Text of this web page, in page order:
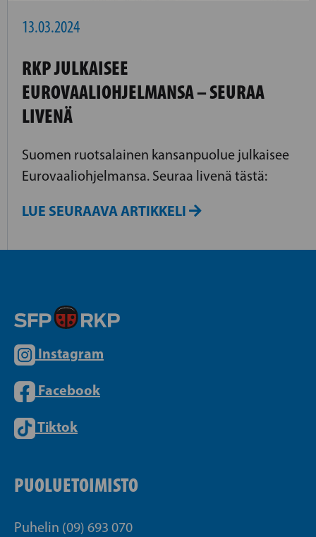
13.03.2024
RKP JULKAISEE
EUROVAALIOHJELMANSA – SEURAA
LIVENÄ
Suomen ruotsalainen kansanpuolue julkaisee
Eurovaaliohjelmansa. Seuraa livenä tästä:
LUE SEURAAVA ARTIKKELI
Instagram
Facebook
Tiktok
PUOLUETOIMISTO
Puhelin (09) 693 070